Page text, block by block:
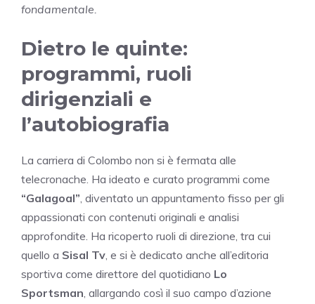
fondamentale.
Dietro le quinte:
programmi, ruoli
dirigenziali e
l’autobiografia
La carriera di Colombo non si è fermata alle
telecronache. Ha ideato e curato programmi come
“Galagoal”, diventato un appuntamento fisso per gli
appassionati con contenuti originali e analisi
approfondite. Ha ricoperto ruoli di direzione, tra cui
quello a Sisal Tv, e si è dedicato anche all’editoria
sportiva come direttore del quotidiano Lo
Sportsman, allargando così il suo campo d’azione